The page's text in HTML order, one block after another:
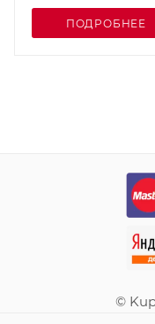
ПОДРОБНЕЕ
©